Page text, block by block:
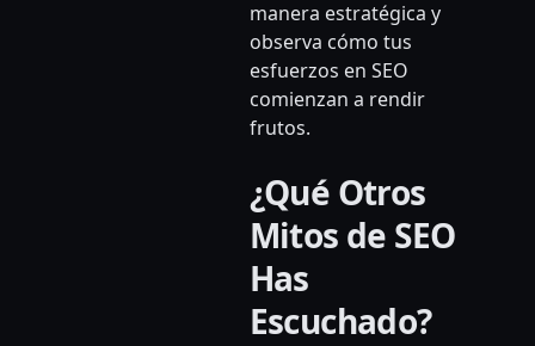
manera estratégica y
observa cómo tus
esfuerzos en SEO
comienzan a rendir
frutos.
¿Qué Otros
Mitos de SEO
Has
Escuchado?